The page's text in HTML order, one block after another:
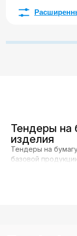
Тендеры на
изделия
Тендеры на
базовой
материалам: она